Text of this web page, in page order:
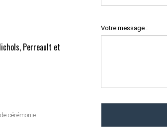
Perreault et
cérémonie.
Votre message :